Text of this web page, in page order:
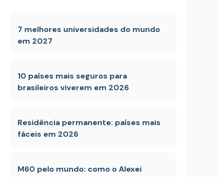
7 melhores universidades do mundo
em 2027
10 países mais seguros para
brasileiros viverem em 2026
Residência permanente: países mais
fáceis em 2026
M60 pelo mundo: como o Alexei